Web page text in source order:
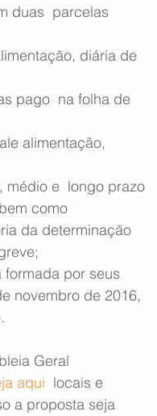
duas  parcelas
diária de
pago  na folha de
alimentação,
médio e  longo prazo
como
da determinação
formada por seus
novembro de 2016,
Geral
aqui
  locais e
a proposta seja